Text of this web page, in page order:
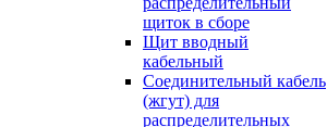
щиток в сборе
Щит вводный
кабельный
Соединительный кабель
(жгут) для
распределительных